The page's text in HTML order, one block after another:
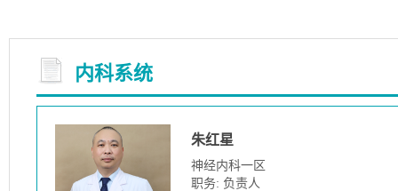
内科系统
朱红星
神经内科一区
职务: 负责人